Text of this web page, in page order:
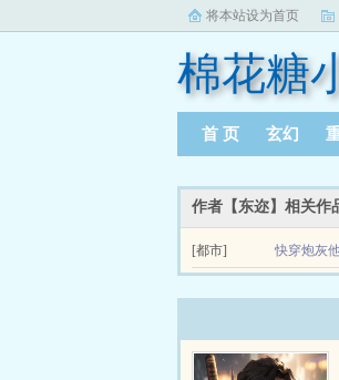
将本站设为首页
棉花糖
首 页 玄幻
作者【东迩】相关作
[都市] 快穿炮灰